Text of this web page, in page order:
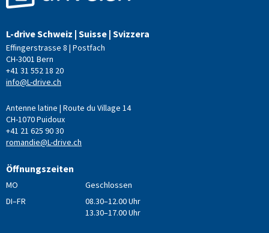
L-drive Schweiz | Suisse | Svizzera
Effingerstrasse 8 | Postfach
CH-3001 Bern
+41 31 552 18 20
info@L-drive.ch
Antenne latine | Route du Village 14
CH-1070 Puidoux
+41 21 625 90 30
romandie@L-drive.ch
Öffnungszeiten
MO
Geschlossen
DI–FR
08.30–12.00 Uhr
13.30–17.00 Uhr